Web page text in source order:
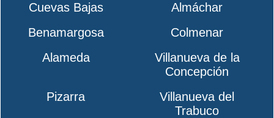
Cuevas Bajas
Almáchar
Benamargosa
Colmenar
Alameda
Villanueva de la
Concepción
Pizarra
Villanueva del
Trabuco